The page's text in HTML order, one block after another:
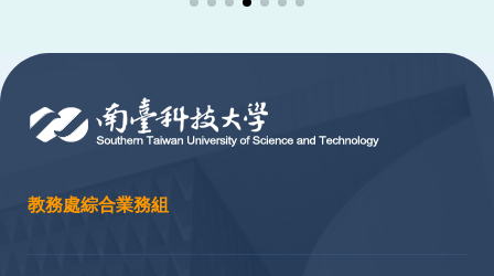
教務處綜合業務組